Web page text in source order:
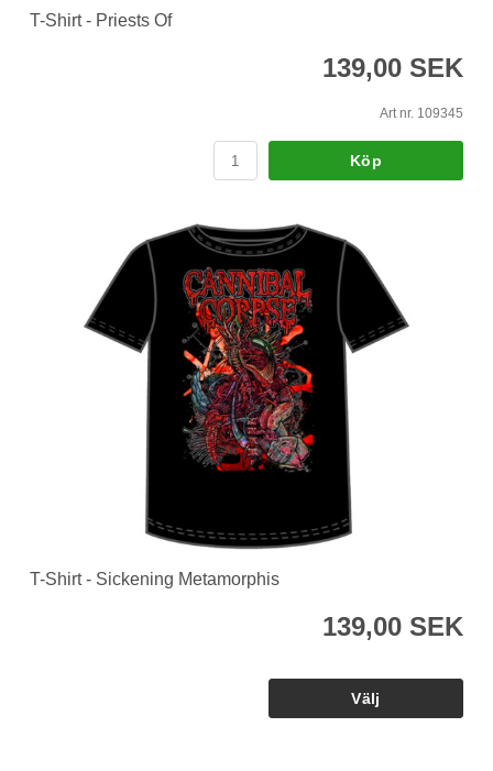
T-Shirt - Priests Of
139,00 SEK
Art nr. 109345
Köp
T-Shirt - Sickening Metamorphis
139,00 SEK